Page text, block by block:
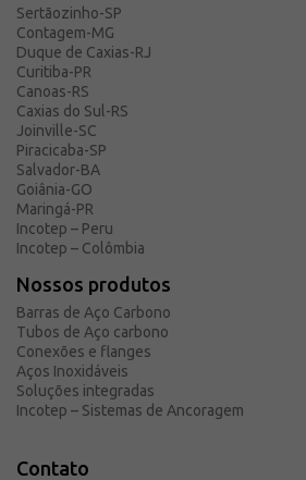
Sertãozinho-SP
Contagem-MG
Duque de Caxias-RJ
Curitiba-PR
Canoas-RS
Caxias do Sul-RS
Joinville-SC
Piracicaba-SP
Salvador-BA
Goiânia-GO
Maringá-PR
Incotep – Peru
Incotep – Colômbia
Nossos produtos
Barras de Aço Carbono
Tubos de Aço carbono
Conexões e flanges
Aços Inoxidáveis
Soluções integradas
Incotep – Sistemas de Ancoragem
Contato